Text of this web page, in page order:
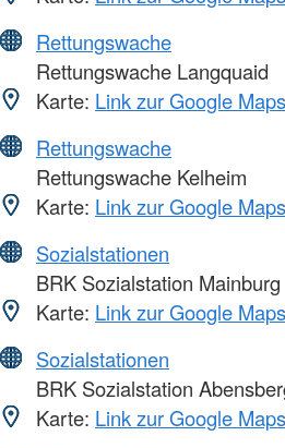
Rettungswache
Rettungswache Langquaid
Karte: Link zur Google
Rettungswache
Rettungswache Kelheim
Karte: Link zur Google
Sozialstationen
BRK Sozialstation Mainburg
Karte: Link zur Google
Sozialstationen
BRK Sozialstation
Karte: Link zur Google